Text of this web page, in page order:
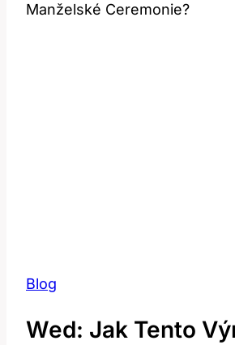
Manželské Ceremonie?
Blog
Wed: Jak Tento